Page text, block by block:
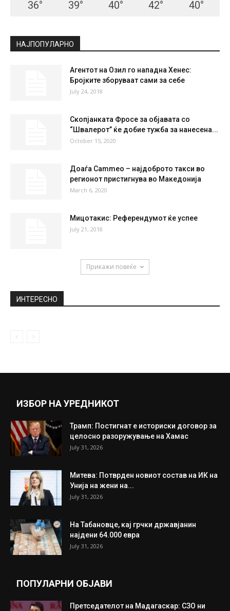
36° 39° 40° 42° 40°
НАЈПОПУЛАРНО
Агентот на Озил го нападна Хенес:
Бројките зборуваат сами за себе
July 24, 2018
Скопјанката Фросе за објавата со
“Швалерот” ќе добие тужба за нанесена...
October 15, 2020
Доаѓа Cammeo – најдоброто такси во
регионот пристигнува во Македонија
March 6, 2020
Мицотакис: Референдумот ќе успее
July 21, 2018
Прикажи повеќе
ИНТЕРЕСНО
ИЗБОР НА УРЕДНИКОТ
Трамп: Постигнат е историски договор за
целосно разоружување на Хамас
July 31, 2026
Митева: Потврден новиот состав на ИК на
Унија на жени на...
July 31, 2026
На Табановце, кај грчки државјанин
најдени 64.000 евра
July 31, 2026
ПОПУЛАРНИ ОБЈАВИ
Претседателот на Мадагаскар: СЗО ни